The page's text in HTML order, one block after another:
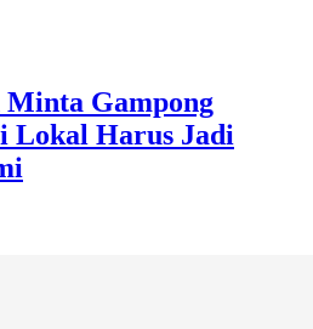
Gampong
Lokal Harus Jadi